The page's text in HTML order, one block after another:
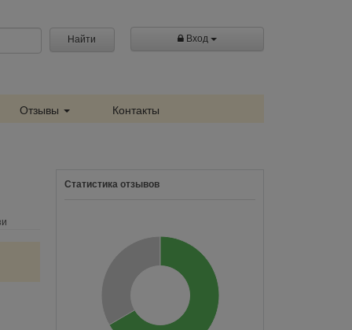
Найти Вход
Отзывы Контакты
Статистика отзывов